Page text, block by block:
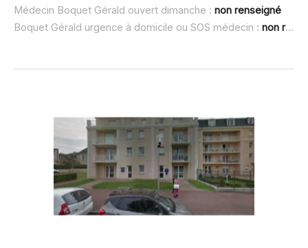
Médecin Boquet Gérald ouvert dimanche : non renseigné
Boquet Gérald urgence à domicile ou SOS médecin : non renseigné